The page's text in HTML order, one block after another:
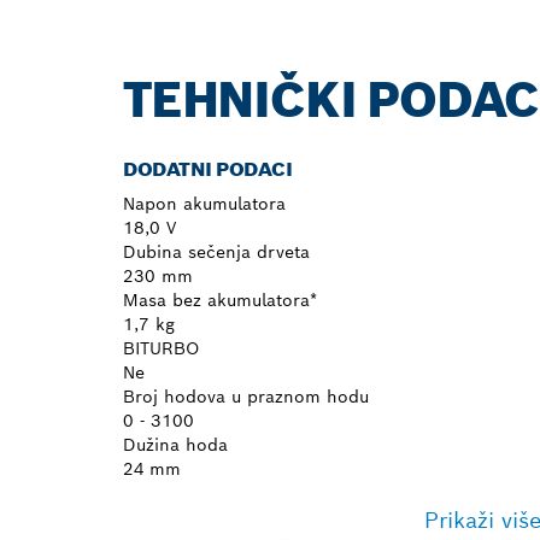
TEHNIČKI
DODATNI PODACI
Napon akumulatora
18,0 V
Dubina sečenja drveta
230 mm
Masa bez akumulatora*
1,7 kg
BITURBO
Ne
Broj hodova u praznom hodu
0 - 3100
Dužina hoda
24 mm
Prikaži više